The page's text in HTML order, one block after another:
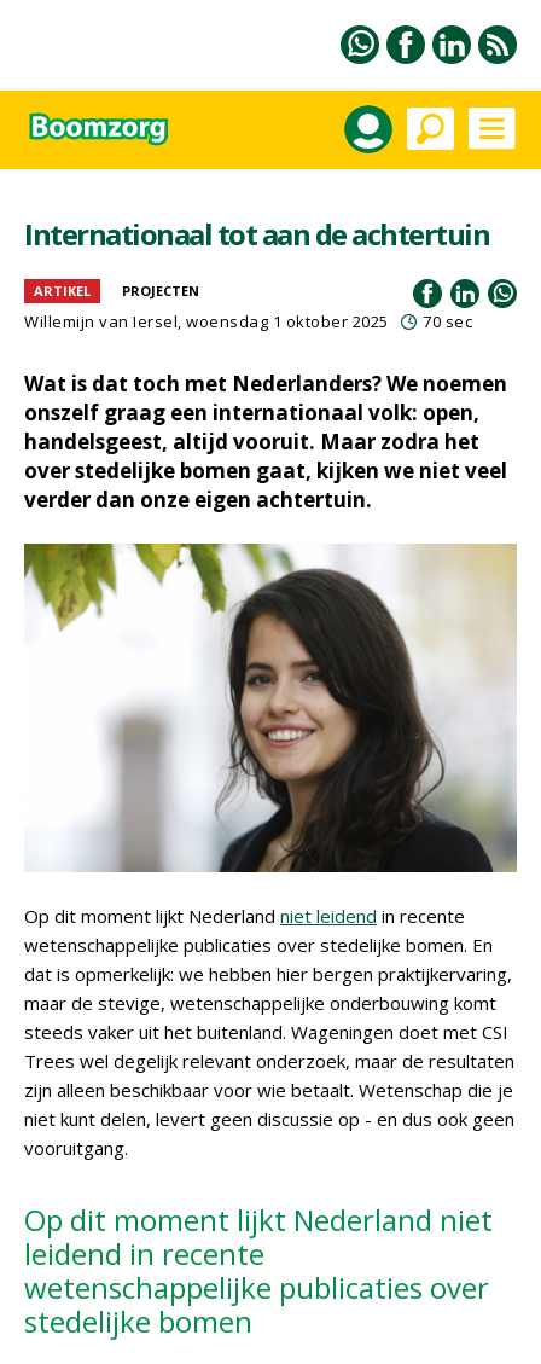
Internationaal tot aan de achtertuin
ARTIKEL PROJECTEN
Willemijn van Iersel, woensdag 1 oktober 2025 70 sec
Wat is dat toch met Nederlanders? We noemen
onszelf graag een internationaal volk: open,
handelsgeest, altijd vooruit. Maar zodra het
over stedelijke bomen gaat, kijken we niet veel
verder dan onze eigen achtertuin.
Op dit moment lijkt Nederland niet leidend in recente
wetenschappelijke publicaties over stedelijke bomen. En
dat is opmerkelijk: we hebben hier bergen praktijkervaring,
maar de stevige, wetenschappelijke onderbouwing komt
steeds vaker uit het buitenland. Wageningen doet met CSI
Trees wel degelijk relevant onderzoek, maar de resultaten
zijn alleen beschikbaar voor wie betaalt. Wetenschap die je
niet kunt delen, levert geen discussie op - en dus ook geen
vooruitgang.
Op dit moment lijkt Nederland niet
leidend in recente
wetenschappelijke publicaties over
stedelijke bomen